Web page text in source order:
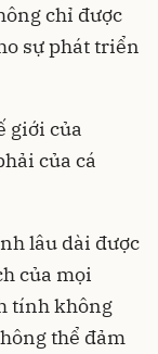
chỉ được
sự phát triển
giới của
của cá
lâu dài được
của mọi
tính không
thể đảm